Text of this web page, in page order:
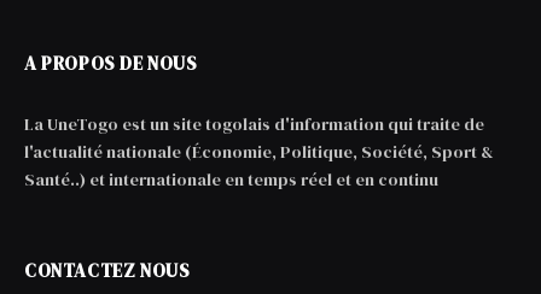
A PROPOS DE NOUS
La UneTogo est un site togolais d'information qui traite de
l'actualité nationale (Économie, Politique, Société, Sport &
Santé..) et internationale en temps réel et en continu
CONTACTEZ NOUS